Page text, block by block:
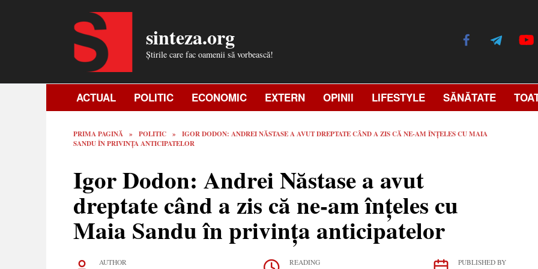
sinteza.org
Știrile care fac oamenii să vorbească!
ACTUAL POLITIC ECONOMIC EXTERN OPINII LIFESTYLE SĂNĂTATE
PRIMA PAGINĂ » POLITIC »
IGOR DODON: ANDREI NĂSTASE A AVUT DREPTATE CÂND A ZIS CĂ NE-AM ÎNȚELES CU MAIA
SANDU ÎN PRIVINȚA ANTICIPATELOR
Igor Dodon: Andrei Năstase a avut
dreptate când a zis că ne-am înțeles cu
Maia Sandu în privința anticipatelor
AUTHOR READING PUBLISHED BY